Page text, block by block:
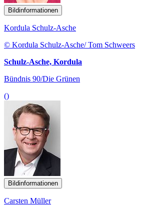
Bildinformationen
Kordula Schulz-Asche
© Kordula Schulz-Asche/ Tom Schweers
Schulz-Asche, Kordula
Bündnis 90/Die Grünen
()
Bildinformationen
Carsten Müller